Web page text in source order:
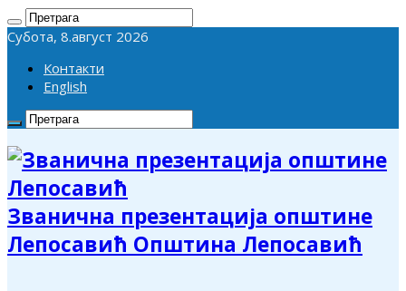
Субота, 8.август 2026
Контакти
English
Званична презентација општине
Лепосавић Општина Лепосавић